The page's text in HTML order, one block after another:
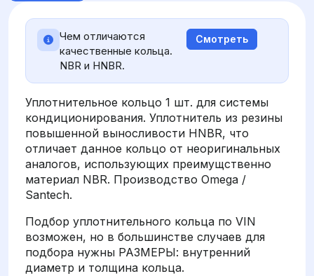
Чем отличаются
качественные кольца.
NBR и HNBR.
Смотреть
Уплотнительное кольцо 1 шт. для системы
кондиционирования. Уплотнитель из резины
повышенной выносливости HNBR, что
отличает данное кольцо от неоригинальных
аналогов, использующих преимущственно
материал NBR. Производство Omega /
Santech.
Подбор уплотнительного кольца по VIN
возможен, но в большинстве случаев для
подбора нужны РАЗМЕРЫ: внутренний
диаметр и толщина кольца.